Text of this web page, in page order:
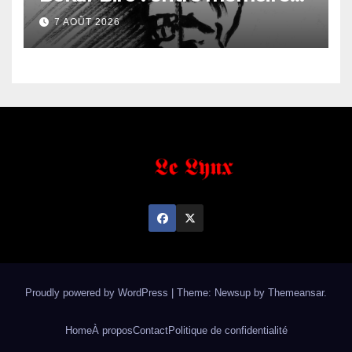
familiale et regard
anthropologique
7 AOÛT 2026
Proudly powered by WordPress Theme: Newsup by Themeansar.
HomeÀ proposContactPolitique de confidentialité